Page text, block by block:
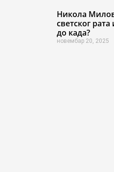
Никола
светског
до када?
новембар 20, 2025